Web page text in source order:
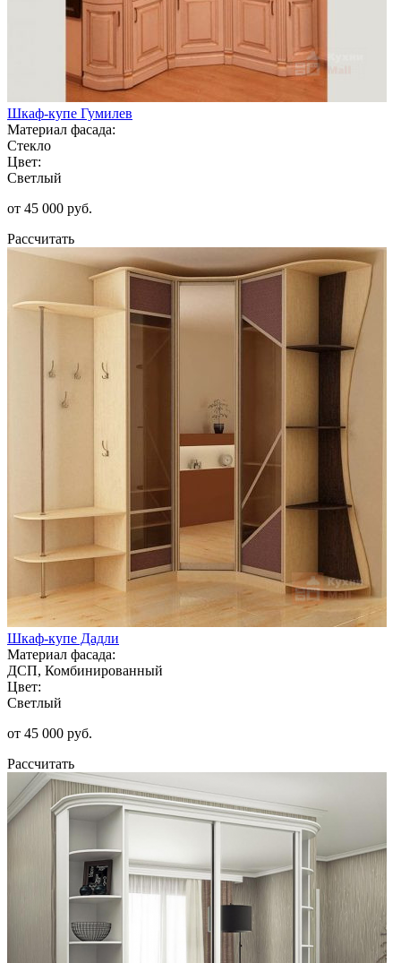
Шкаф-купе Гумилев
Материал фасада:
Стекло
Цвет:
Светлый
от 45 000 руб.
Рассчитать
Шкаф-купе Дадли
Материал фасада:
ДСП, Комбинированный
Цвет:
Светлый
от 45 000 руб.
Рассчитать